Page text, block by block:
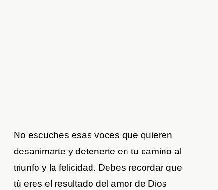
No escuches esas voces que quieren
desanimarte y detenerte en tu camino al
triunfo y la felicidad. Debes recordar que
tú eres el resultado del amor de Dios